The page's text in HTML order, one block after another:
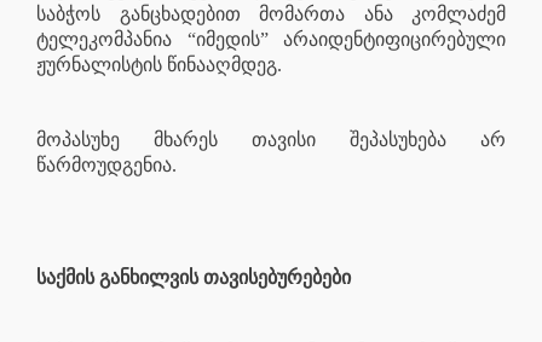
საბჭოს განცხადებით მომართა ანა კომლაძემ
ტელეკომპანია “იმედის” არაიდენტიფიცირებული
ჟურნალისტის წინააღმდეგ.
მოპასუხე მხარეს თავისი შეპასუხება არ
წარმოუდგენია.
საქმის განხილვის თავისებურებები